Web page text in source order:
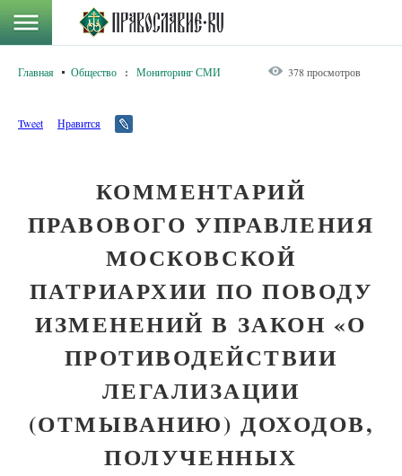
Главная Общество : Мониторинг СМИ 378 просмотров
Tweet Нравится
КОММЕНТАРИЙ
ПРАВОВОГО УПРАВЛЕНИЯ
МОСКОВСКОЙ
ПАТРИАРХИИ ПО ПОВОДУ
ИЗМЕНЕНИЙ В ЗАКОН «О
ПРОТИВОДЕЙСТВИИ
ЛЕГАЛИЗАЦИИ
(ОТМЫВАНИЮ) ДОХОДОВ,
ПОЛУЧЕННЫХ